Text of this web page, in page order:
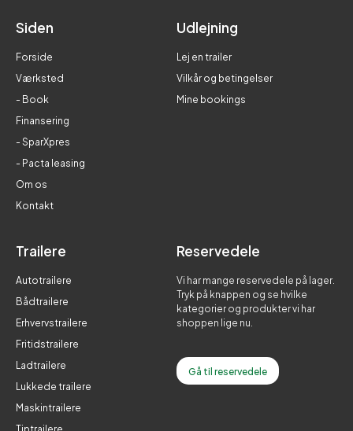
Siden
Forside
Værksted
- Book
Finansering
- SparXpres
- Pacta leasing
Om os
Kontakt
Udlejning
Lej en trailer
Vilkår og betingelser
Mine bookings
Trailere
Autotrailere
Bådtrailere
Erhvervstrailere
Fritidstrailere
Ladtrailere
Lukkede trailere
Maskintrailere
Reservedele
Vi har mange reservedele på lager.
Tryk på knappen og se hvilke
kategorier og produkter vi har
shoppen lige nu.
Gå til reservedele